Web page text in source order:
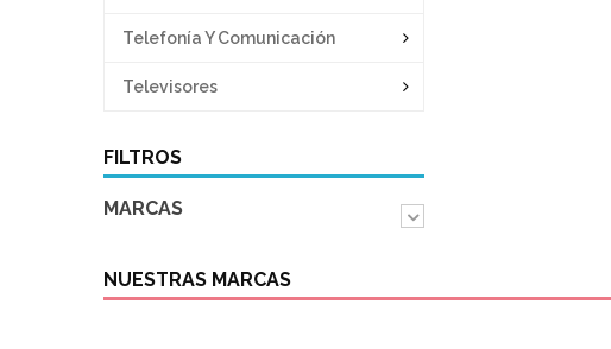
Telefonía Y Comunicación
Televisores
FILTROS
MARCAS
NUESTRAS MARCAS